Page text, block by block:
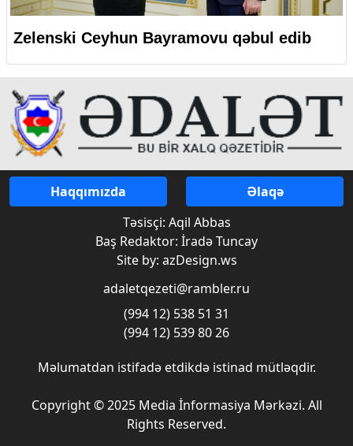
Zelenski Ceyhun Bayramovu qəbul edib
Haqqımızda
Əlaqə
Təsisçi: Aqil Abbas
Baş Redaktor: İradə Tuncay
Site by: azDesign.ws
adaletqezeti@rambler.ru
(994 12) 538 51 31
(994 12) 539 80 26
Məlumatdan istifadə etdikdə istinad mütləqdir.
Copyright © 2025 Media İnformasiya Mərkəzi. All
Rights Reserved.